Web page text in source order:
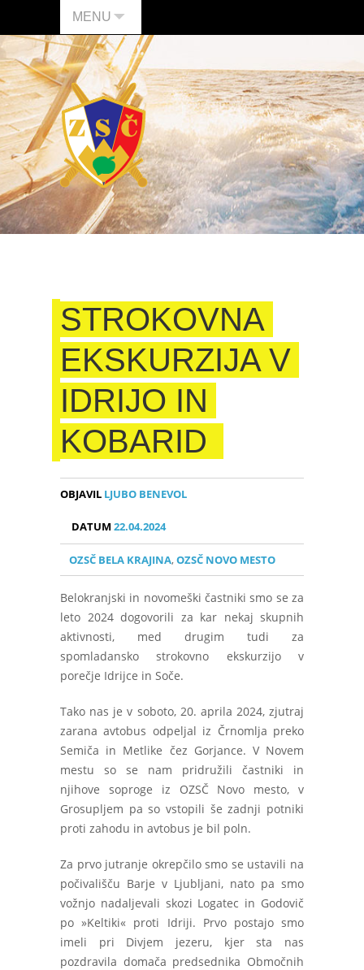
MENU
STROKOVNA
EKSKURZIJA V
IDRIJO IN
KOBARID
OBJAVIL LJUBO BENEVOL
DATUM22.04.2024
OZSČ BELA KRAJINA,OZSČ NOVO MESTO
Belokranjski in novomeški častniki smo se za
leto 2024 dogovorili za kar nekaj skupnih
aktivnosti, med drugim tudi za
spomladansko strokovno ekskurzijo v
porečje Idrijce in Soče.
Tako nas je v soboto, 20. aprila 2024, zjutraj
zarana avtobus odpeljal iz Črnomlja preko
Semiča in Metlike čez Gorjance. V Novem
mestu so se nam pridružili častniki in
njihove soproge iz OZSČ Novo mesto, v
Grosupljem pa so vstopili še zadnji potniki
proti zahodu in avtobus je bil poln.
Za prvo jutranje okrepčilo smo se ustavili na
počivališču Barje v Ljubljani, nato pa smo
vožnjo nadaljevali skozi Logatec in Godovič
po »Keltiki« proti Idriji. Prvo postajo smo
imeli pri Divjem jezeru, kjer sta nas
pozdravila domača predsednika Območnih